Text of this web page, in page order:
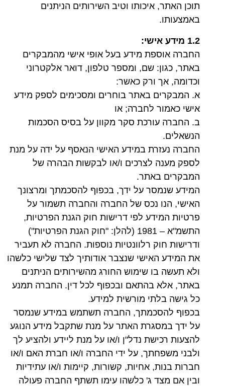
תוכן האתר, איכותו וטיב השירותים הניתנים
באמצעותו.
1.2 מידע אישי
:
החברה אוספת מידע בעל אופי אישי מהמבקרים
באתר, כגון: שם, ומספר טלפון, דואר אלקטרוני
וכדומה, אך ורק כאשר:
א. המבקרים באתר בוחרים ומסכימים לספק מידע
אישי כאמור לחברה; או
ב. החברה עורכת סקר מקוון על בסיס הסכמות
הנשאלים.
החברה נעזרת במידע האישי הנאסף על ידה על מנת
לספק מענה לצרכים ו/או לבקשות הבהרה של
המבקרים באתר.
המידע שנמסר על ידך, בכפוף להסכמתך ומרצונך
האישי, הנו נכס של החברה והחברה תשמור על
פרטיות המידע לפי דרישות חוק הגנת הפרטיות,
התשמ"א – 1981 (להלן: "חוק הגנת הפרטיות")
ודרישות חוק רלוונטיות נוספות. החברה לא תעביר
את המידע האישי שנצבר אודותיך לצד שלישי כלשהו
ולא תעשה בו שימוש החורג מהשירותים הניתנים
באתר, אלא בהתאם ובכפוף לכל דין. החברה תמנע
כל גישה בלתי מורשית למידע.
בכפוף להסכמתך, החברה תשתמש במידע שנמסר
על ידך במסגרת האתר על מנת שתקבל מידע הנוגע
להצעות רכישת נדל"ן ו/או על מנת ליידע ולהציע לך
ולבני משפחתך, על ידי החברה ו/או חברת האם ו/או
חברות בנות, אחיות, קשורות, קיימות ו/או עתידיות
ובין אם מצד ג' כלשהו עימו תשתף החברה פעולה